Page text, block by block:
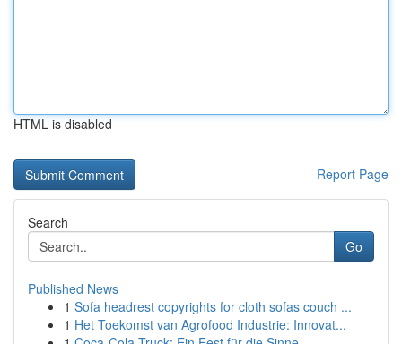
HTML is disabled
Report Page
Search
Go
Published News
1 Sofa headrest copyrights for cloth sofas couch ...
1 Het Toekomst van Agrofood Industrie: Innovat...